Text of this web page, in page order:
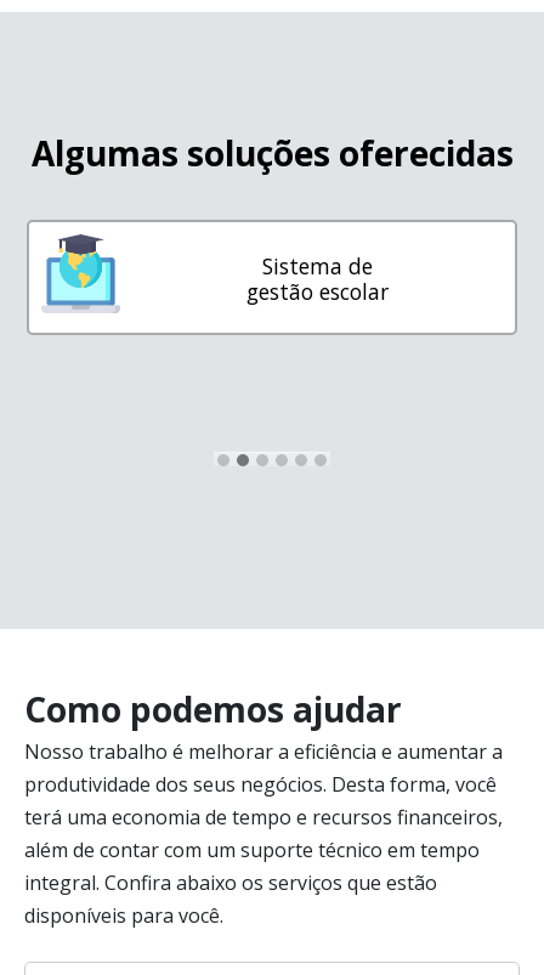
Algumas soluções oferecidas
Sistema de
gestão escolar
Como podemos ajudar
Nosso trabalho é melhorar a eficiência e aumentar a
produtividade dos seus negócios. Desta forma, você
terá uma economia de tempo e recursos financeiros,
além de contar com um suporte técnico em tempo
integral. Confira abaixo os serviços que estão
disponíveis para você.